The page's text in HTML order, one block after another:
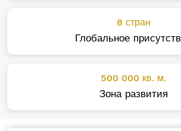
8 стран
Глобальное
500 000 кв. м.
Зона развития